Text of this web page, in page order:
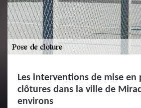
Les interventions de mise en
clôtures dans la ville de
environs